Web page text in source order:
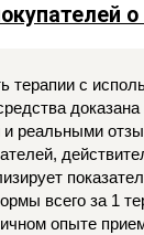
о
терапии с
и реальными
всего за 1
опыте